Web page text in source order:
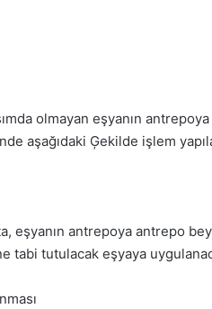
olmayan eşyanın antrepoya
aşağıdaki Ģekilde işlem
eşyanın antrepoya antrepo
tabi tutulacak eşyaya